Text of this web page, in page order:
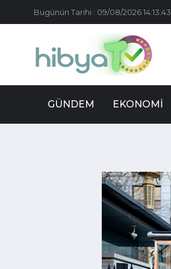
Bugünün Tarihi : 09/08/2026 14:13:43
GÜNDEM EKONOMI